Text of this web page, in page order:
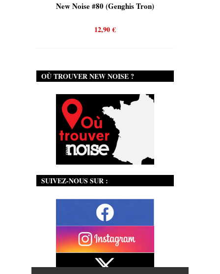
New Noise #80 (Genghis Tron)
12,90€
OÙ TROUVER NEW NOISE ?
SUIVEZ-NOUS SUR :